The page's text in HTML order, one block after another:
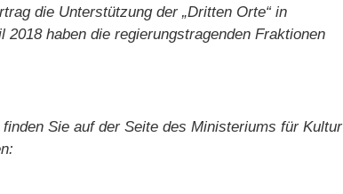
die Unterstützung der „Dritten Orte“ in
haben die regierungstragenden Fraktionen
Sie auf der Seite des Ministeriums für Kultur